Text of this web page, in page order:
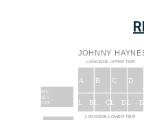
JOHNNY
LONGSIDE UPPER TIER
LONGSIDE LOWER TIER
JOHNNY
HAYNES
SUITES DL
CL
BL
AL
A B C D